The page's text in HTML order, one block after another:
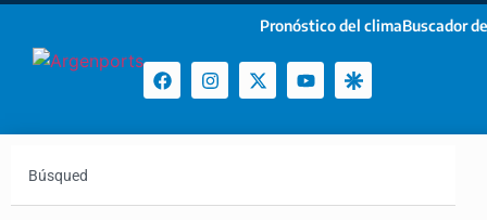
Pronóstico del climaBuscador
¡Sumate a nuestro Newsletter!
Email